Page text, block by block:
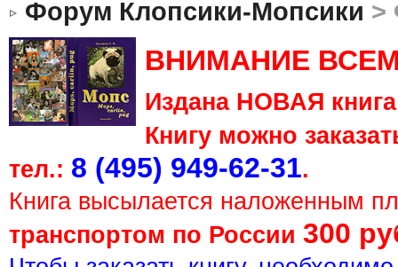
Форум Клопсики-Мопсики >
ВНИМАНИЕ
Издана НОВАЯ
Книгу можно
тел.: 8 (495) 949-62-31.
Книга высылается наложенным
транспортом по России 300